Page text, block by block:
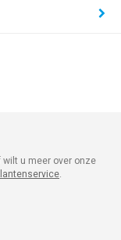
u meer over onze
.